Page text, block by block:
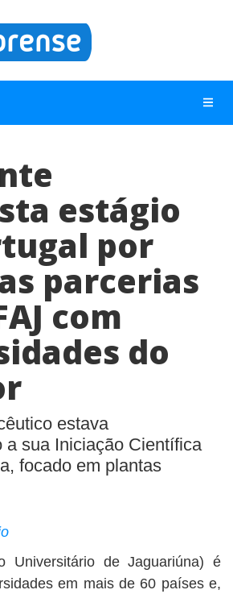
estágio
por
parcerias
com
do
estava
a sua Iniciação Científica
focado em plantas
Universitário de Jaguariúna) é
em mais de 60 países e,